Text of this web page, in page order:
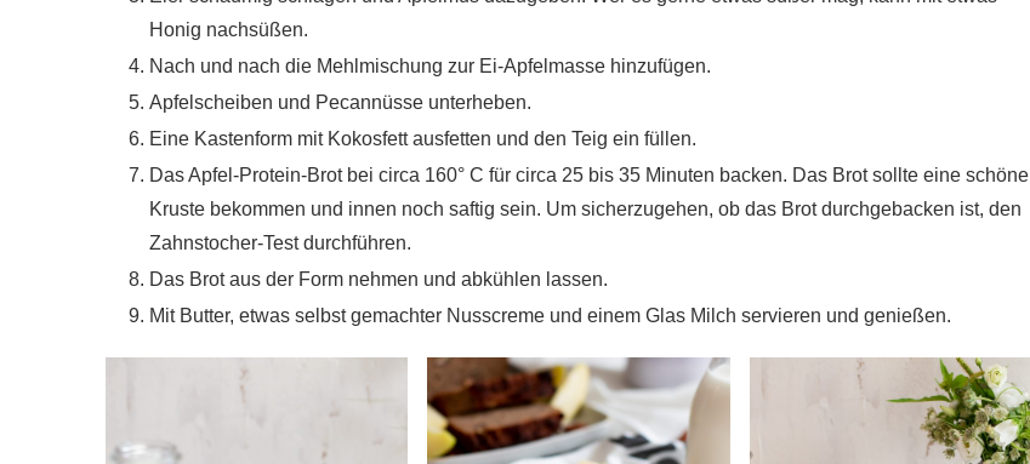
Honig nachsüßen.
Nach und nach die Mehlmischung zur Ei-Apfelmasse hinzufügen.
Apfelscheiben und Pecannüsse unterheben.
Eine Kastenform mit Kokosfett ausfetten und den Teig ein füllen.
Das Apfel-Protein-Brot bei circa 160° C für circa 25 bis 35 Minuten backen. Das Brot sollte eine schöne
Kruste bekommen und innen noch saftig sein. Um sicherzugehen, ob das Brot durchgebacken ist, den
Zahnstocher-Test durchführen.
Das Brot aus der Form nehmen und abkühlen lassen.
Mit Butter, etwas selbst gemachter Nusscreme und einem Glas Milch servieren und genießen.